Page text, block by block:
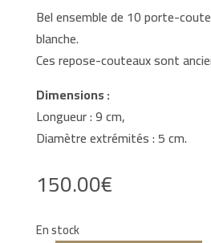
Bel ensemble de 10 porte-
blanche.
Ces repose-couteaux sont
Dimensions :
Longueur : 9 cm,
Diamètre extrémités : 5 cm.
150.00€
En stock